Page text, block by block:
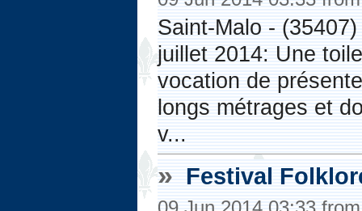
Saint-Malo -
juillet 2014: Une
vocation de
longs métrages et
v...
» Festival